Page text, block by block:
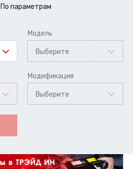
По параметрам
Модель
Выберите
Модификация
Выберите